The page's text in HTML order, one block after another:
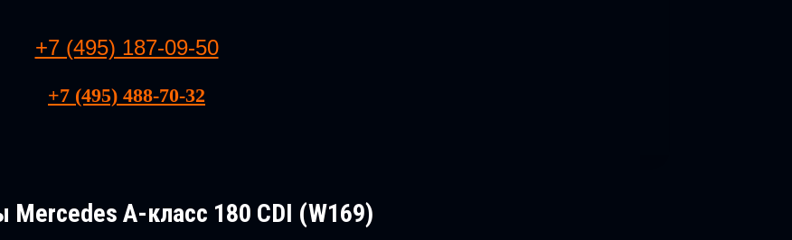
+7 (495) 187-09-50
+7 (495) 488-70-32
A-класс 180 CDI (W169)